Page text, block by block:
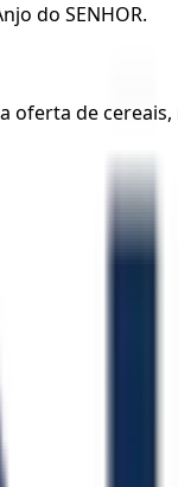
do SENHOR.
oferta de